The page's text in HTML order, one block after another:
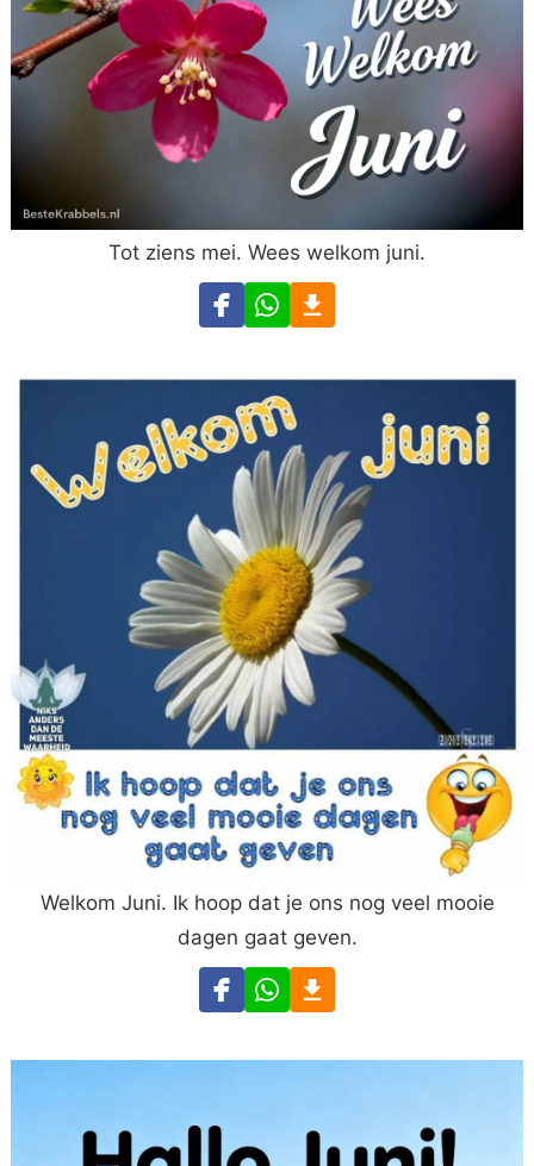
Tot ziens mei. Wees welkom juni.
Welkom Juni. Ik hoop dat je ons nog veel mooie
dagen gaat geven.